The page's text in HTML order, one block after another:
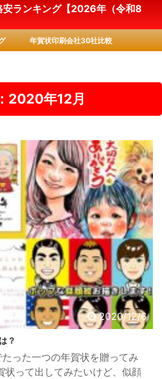
安ランキング【2026年（令和8
年賀状印刷会社30社比較
2020年12月
2020/12/6
？
った一つの年賀状を贈ってみ
状って出してみたいけど、似顔